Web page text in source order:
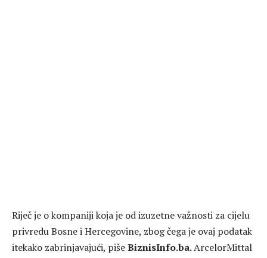
Riječ je o kompaniji koja je od izuzetne važnosti za cijelu
privredu Bosne i Hercegovine, zbog čega je ovaj podatak
itekako zabrinjavajući, pišeBiznisInfo.ba.ArcelorMittal